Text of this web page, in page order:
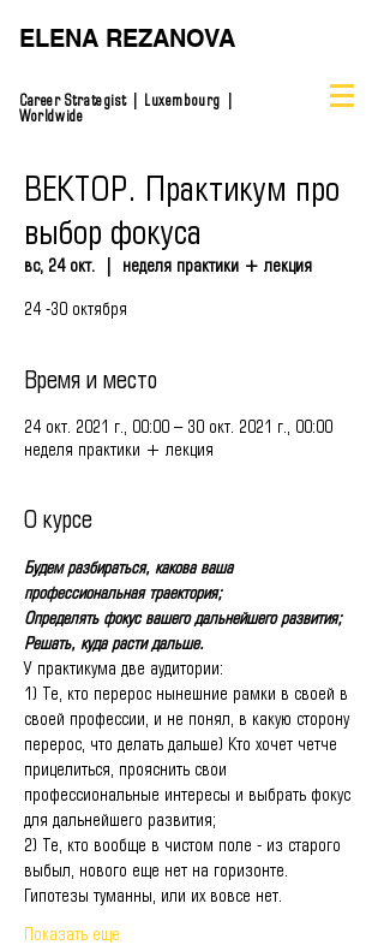
ELENA REZANOVA
Career Strategist | Luxembourg |
Worldwide
ВЕКТОР. Практикум про
выбор фокуса
вс, 24 окт. неделя практики + лекция
24 -30 октября
Время и место
24 окт. 2021 г., 00:00 – 30 окт. 2021 г., 00:00
неделя практики + лекция
О курсе
Будем разбираться, какова ваша
профессиональная траектория;
Определять фокус вашего дальнейшего развития;
Решать, куда расти дальше.
У практикума две аудитории:
1) Те, кто перерос нынешние рамки в своей в
своей профессии, и не понял, в какую сторону
перерос, что делать дальше) Кто хочет четче
прицелиться, прояснить свои
профессиональные интересы и выбрать фокус
для дальнейшего развития;
2) Те, кто вообще в чистом поле - из старого
выбыл, нового еще нет на горизонте.
Гипотезы туманны, или их вовсе нет.
Показать еще